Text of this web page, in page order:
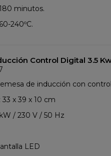
minutos.
240ºC.
Control Digital 3.5
de inducción con
x 39 x 10 cm
/ 230 V / 50 Hz
LED